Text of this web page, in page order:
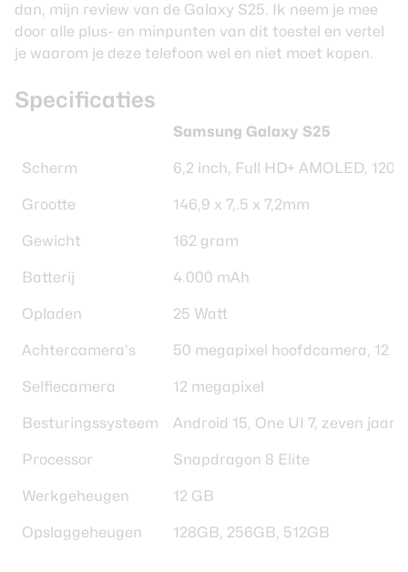
dan, mijn review van de Galaxy S25. Ik neem je mee
door alle plus- en minpunten van dit toestel en vertel
je waarom je deze telefoon wel en niet moet kopen.
Specificaties
Samsung Galaxy S25
Scherm 6,2 inch, Full HD+ AMOLED,
Grootte 146,9 x 7,.5 x 7,2mm
Gewicht 162 gram
Batterij 4.000 mAh
Opladen 25 Watt
Achtercamera’s 50 megapixel hoofdcamera, 12
Selfiecamera 12 megapixel
Besturingssysteem Android 15, One UI 7, zeven jaar
Processor Snapdragon 8 Elite
Werkgeheugen 12 GB
Opslaggeheugen 128GB, 256GB, 512GB